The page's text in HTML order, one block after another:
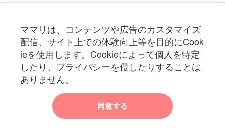
ママリは、コンテンツや広告のカスタマイズ
配信、サイト上での体験向上等を目的にCook
ieを使用します。Cookieによって個人を特定
したり、プライバシーを侵したりすることは
ありません。
同意する
妊娠〜子育て中のお役立ち情報を配信中
ママリからのお知らせ